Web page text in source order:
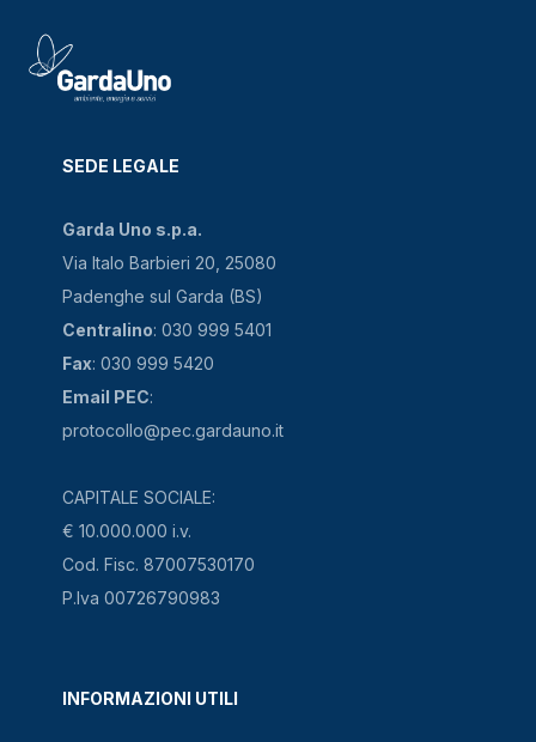
SEDE LEGALE
Garda Uno s.p.a.
Via Italo Barbieri 20, 25080
Padenghe sul Garda (BS)
Centralino: 030 999 5401
Fax: 030 999 5420
Email PEC:
protocollo@pec.gardauno.it
CAPITALE SOCIALE:
€ 10.000.000 i.v.
Cod. Fisc. 87007530170
P.Iva 00726790983
INFORMAZIONI UTILI